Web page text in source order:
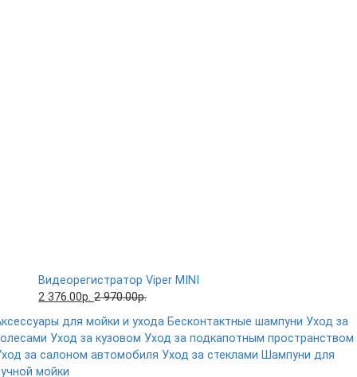
Видеорегистратор Viper MINI
2 376.00р. 2 970.00р.
для мойки и ухода Бесконтактные шампуни Уход за
Уход за кузовом Уход за подкапотным пространством
за салоном автомобиля Уход за стеклами Шампуни для
мойки